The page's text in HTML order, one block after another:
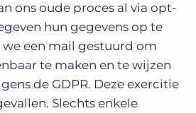
ons oude proces al via opt-
hun gegevens op te
we een mail gestuurd om
te maken en te wijzen
de GDPR. Deze exercitie
Slechts enkele